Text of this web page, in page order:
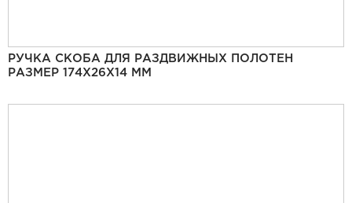
РУЧКА СКОБА ДЛЯ РАЗДВИЖНЫХ ПОЛОТЕН
РАЗМЕР 174Х26Х14 ММ